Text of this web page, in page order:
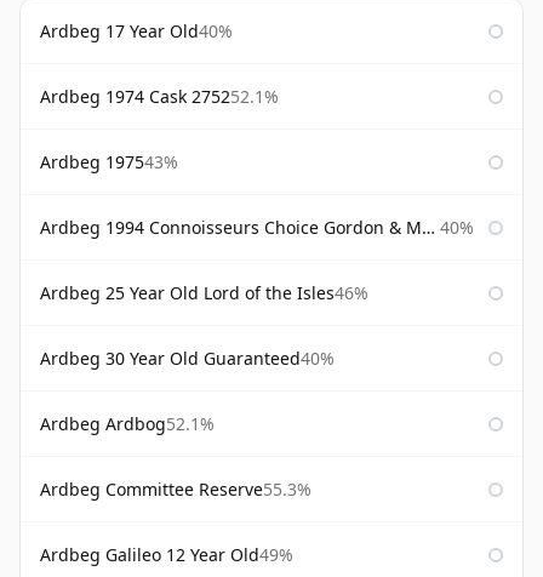
Ardbeg 17 Year Old40%
Ardbeg 1974 Cask 275252.1%
Ardbeg 197543%
Ardbeg 1994 Connoisseurs Choice Gordon & Macphail 40%
Ardbeg 25 Year Old Lord of the Isles46%
Ardbeg 30 Year Old Guaranteed40%
Ardbeg Ardbog52.1%
Ardbeg Committee Reserve55.3%
Ardbeg Galileo 12 Year Old49%